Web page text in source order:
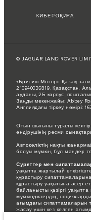
КИБЕРОҚИҒА
© JAGUAR LAND ROVER
«Бритиш Моторс Қазақстан»
210940036819, Қазақстан,
ауданы, 2Б корпус,
Заңды мекенжайы: Abbey
Англиядағы тіркеу нөмірі:
Отын шығыны туралы
өндірушінің ресми
Автокөліктің нақты
болуы мүмкін, бұл мәндер
Суреттер мен
уақытта жартылай
құрастыру
құрастыру уақытына әсер
байланысты қазіргі
мүмкіндіктердің,
ағымдағы сипаттамаларын
жасау үшін кез келген